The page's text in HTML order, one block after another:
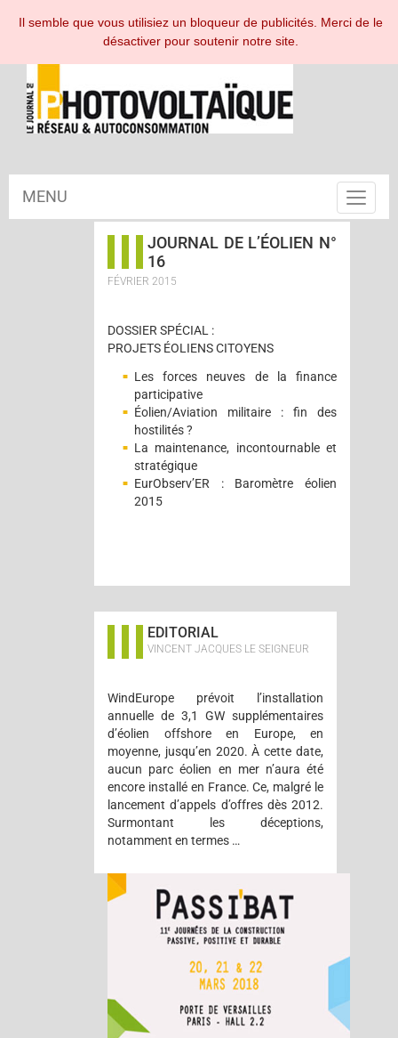
ESPACE ABONNÉ
MENU
Toggle
JOURNAL DE L’ÉOLIEN N°
16
FÉVRIER 2015
DOSSIER SPÉCIAL :
PROJETS ÉOLIENS CITOYENS
Les forces neuves de la finance
participative
Éolien/Aviation militaire : fin des
hostilités ?
La maintenance, incontournable et
stratégique
EurObserv’ER : Baromètre éolien
2015
EDITORIAL
VINCENT JACQUES LE SEIGNEUR
WindEurope prévoit l’installation
annuelle de 3,1 GW supplémentaires
d’éolien offshore en Europe, en
moyenne, jusqu’en 2020. À cette date,
aucun parc éolien en mer n’aura été
encore installé en France. Ce, malgré le
lancement d’appels d’offres dès 2012.
Surmontant les déceptions,
notamment en termes …
Il semble que vous utilisiez un bloqueur de publicités. Merci de le
désactiver pour soutenir notre site.